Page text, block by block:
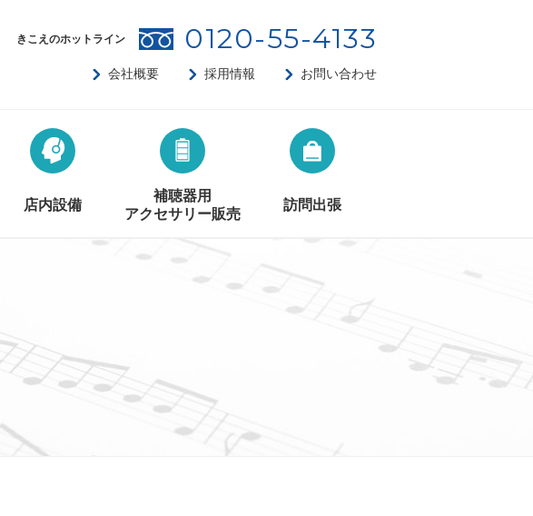
きこえのホットライン 0120-55-4133
会社概要 採用情報 お問い合わせ
店内設備
補聴器用
アクセサリー販売
訪問出張